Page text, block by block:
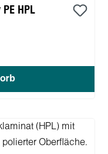
PE HPL